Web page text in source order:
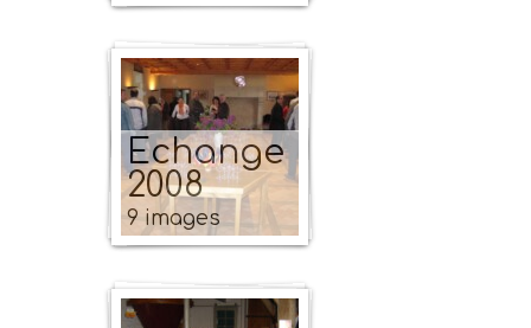
Echange
2008
9 images